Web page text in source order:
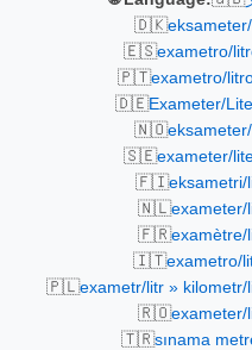
🇩🇰
🇪🇸exametro/
🇵🇹exametro/
🇩🇪Exameter/
🇳🇴
🇸🇪exameter/
🇫🇮eksametri/
🇳🇱exameter/
🇫🇷examètre/
🇮🇹exametro/
🇵🇱exametr/litr » kilometr/
🇷🇴exameter/
🇹🇷sınama